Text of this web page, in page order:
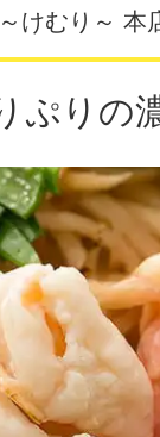
けむり～ 本
ぷりの